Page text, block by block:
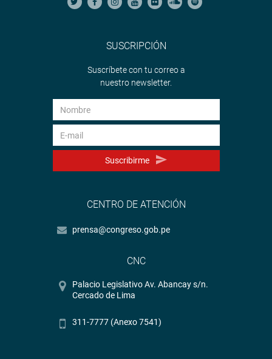
SUSCRIPCIÓN
Suscríbete con tu correo a
nuestro newsletter.
Suscribirme
CENTRO DE ATENCIÓN
prensa@congreso.gob.pe
CNC
Palacio Legislativo Av. Abancay s/n.
Cercado de Lima
311-7777 (Anexo 7541)